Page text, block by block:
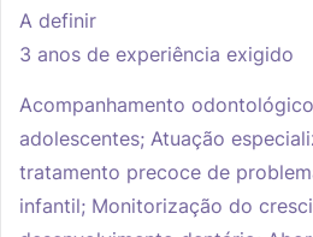
A definir
3 anos de experiência exigido
Acompanhamento
adolescentes; Atuação
tratamento precoce de
infantil; Monitorização do